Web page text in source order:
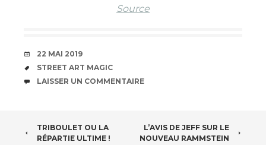
Source
DATE
22 MAI 2019
ÉTIQUETTES
STREET ART MAGIC
COMMENTAIRES
LAISSER UN COMMENTAIRE
NAVIGATION
TRIBOULET OU LA
RÉPARTIE ULTIME !
L’AVIS DE JEFF SUR LE
NOUVEAU RAMMSTEIN